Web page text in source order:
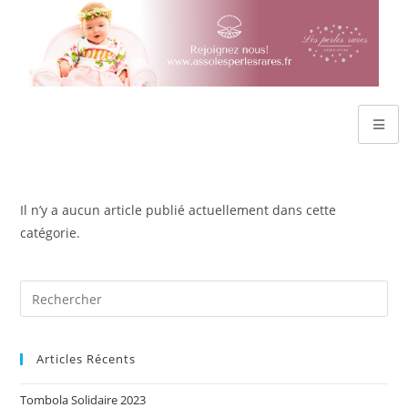
Il n’y a aucun article publié actuellement dans cette
catégorie.
Articles Récents
Tombola Solidaire 2023